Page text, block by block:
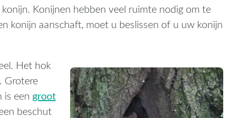
Konijnen hebben veel ruimte nodig om te
konijn aanschaft, moet u beslissen of u uw konijn
Het hok
Grotere
is een groot
beschut